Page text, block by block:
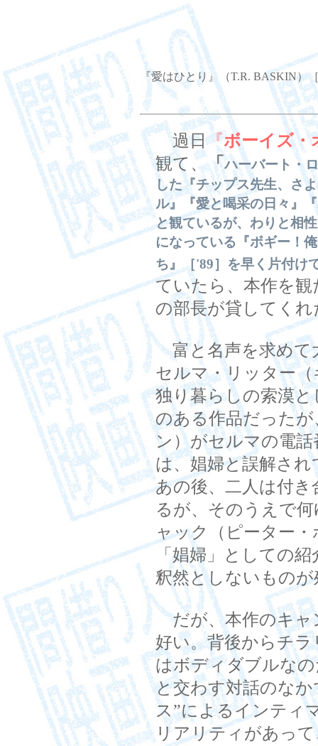
『愛はひとり』（T.R. BASKIN）
過日『ボーイズ・
観て、「ハーバート・
した『チップス先生、さ
ル』『愛と喝采の日々』
と観ているが、わりと相
になっている『ボギー！
ち』［'89］を早く片付け
ていたら、本作を
の部長が貸してくれ
富と名声を求めて
セルマ・リッター
独り暮らしの索漠
のある作品だった
ン）がセルマの電
は、娼婦と誤解さ
あの後、二人は付
るが、そのうえで
ャック（ピーター
「娼婦」としての
釈然としないもの
だが、本作のキャ
好い。背後からチ
はボディダブルな
と交わす対話のな
ス”によるインティ
リアリティがあっ